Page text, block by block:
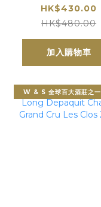
Cru Bougros
2023
HK$430.00
HK$480.00
加入購物車
W & S 全球百大酒莊之一